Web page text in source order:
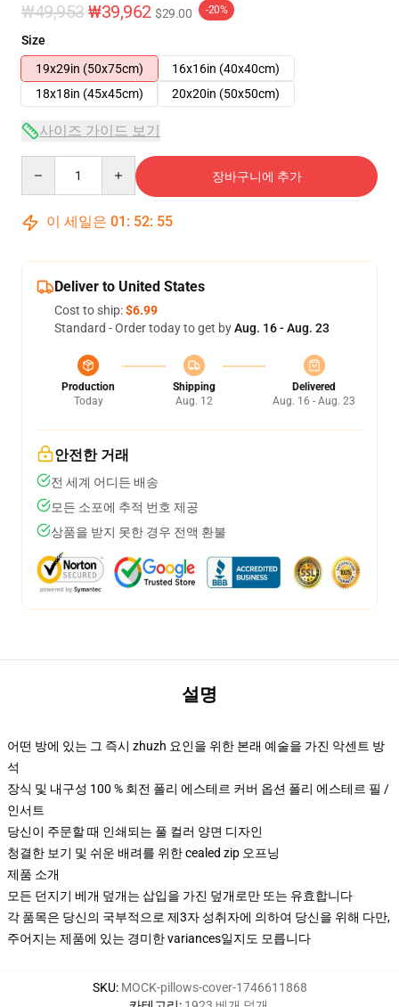
₩49,953 ₩39,962 $29.00 -20%
Size
19x29in (50x75cm)
16x16in (40x40cm)
18x18in (45x45cm)
20x20in (50x50cm)
사이즈 가이드 보기
장바구니에 추가
이 세일은 01 : 52: 54
Deliver to United States
Cost to ship:$6.99
Standard - Order today to get byAug. 16 - Aug. 23
Production
Today
Shipping
Aug. 12
Delivered
Aug. 16 - Aug. 23
안전한 거래
전 세계 어디든 배송
모든 소포에 추적 번호 제공
상품을 받지 못한 경우 전액 환불
설명
어떤 방에 있는 그 즉시 zhuzh 요인을 위한 본래 예술을 가진 악센트 방
석
장식 및 내구성 100 % 회전 폴리 에스테르 커버 옵션 폴리 에스테르 필 /
인서트
당신이 주문할 때 인쇄되는 풀 컬러 양면 디자인
청결한 보기 및 쉬운 배려를 위한 cealed zip 오프닝
제품 소개
모든 던지기 베개 덮개는 삽입을 가진 덮개로만 또는 유효합니다
각 품목은 당신의 국부적으로 제3자 성취자에 의하여 당신을 위해 다만,
주어지는 제품에 있는 경미한 variances일지도 모릅니다
SKU: MOCK-pillows-cover-1746611868